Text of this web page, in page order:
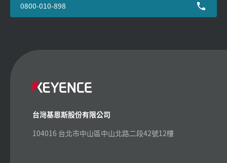
0800-010-898
台灣基恩斯股份有限公司
104016 台北市中山區中山北路二段42號12樓